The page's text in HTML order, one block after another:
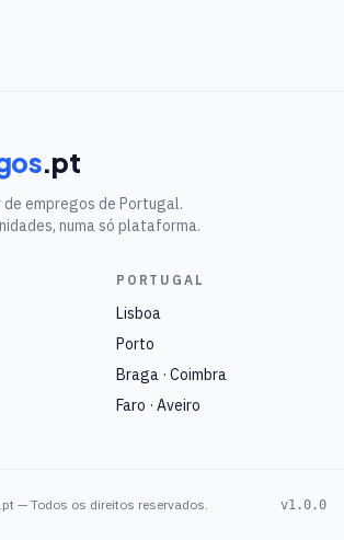
.pt
empregos de Portugal.
numa só plataforma.
PORTUGAL
Lisboa
Porto
Braga · Coimbra
Faro · Aveiro
— Todos os direitos reservados. v1.0.0